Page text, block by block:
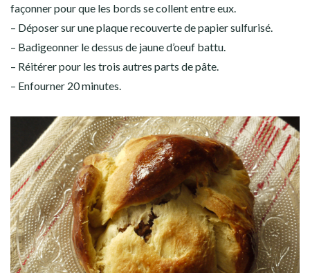
façonner pour que les bords se collent entre eux.
– Déposer sur une plaque recouverte de papier sulfurisé.
– Badigeonner le dessus de jaune d’oeuf battu.
– Réitérer pour les trois autres parts de pâte.
– Enfourner 20 minutes.